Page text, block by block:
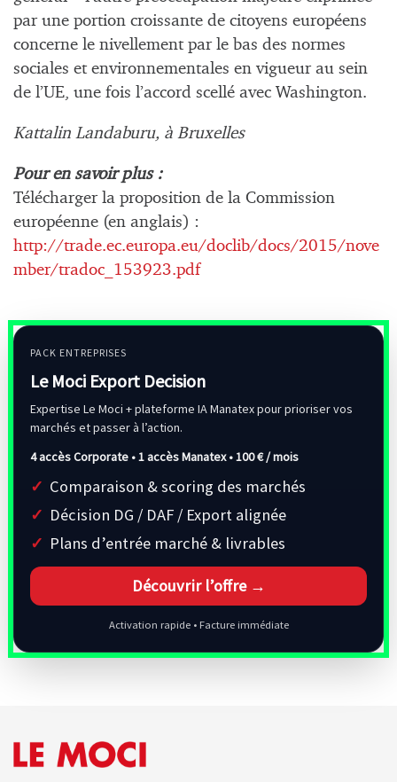
par une portion croissante de citoyens européens
concerne le nivellement par le bas des normes
sociales et environnementales en vigueur au sein
de l’UE, une fois l’accord scellé avec Washington.
Kattalin Landaburu, à Bruxelles
Pour en savoir plus :
Télécharger la proposition de la Commission
européenne (en anglais) :
http://trade.ec.europa.eu/doclib/docs/2015/nove
mber/tradoc_153923.pdf
PACK ENTREPRISES
Le Moci Export Decision
Expertise Le Moci + plateforme IA Manatex pour prioriser vos
marchés et passer à l’action.
4 accès Corporate • 1 accès Manatex •100 € / mois
Comparaison & scoring des marchés
Décision DG / DAF / Export alignée
Plans d’entrée marché & livrables
Découvrir l’offre →
Activation rapide • Facture immédiate